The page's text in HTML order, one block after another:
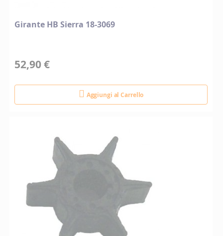
Girante HB Sierra 18-3069
52,90 €
Aggiungi al Carrello